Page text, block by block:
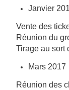
Janvier
Vente des
Réunion du
Tirage au sort
Mars 2017
Réunion des